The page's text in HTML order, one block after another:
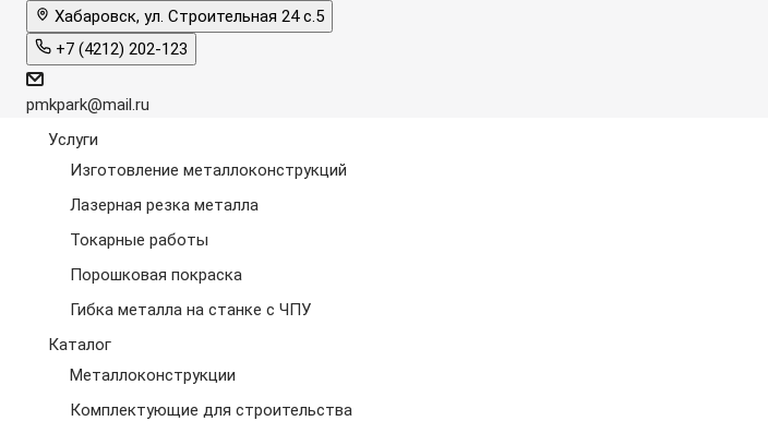
Хабаровск, ул. Строительная 24 с.5
+7 (4212) 202-123
pmkpark@mail.ru
Услуги
Изготовление металлоконструкций
Лазерная резка металла
Токарные работы
Порошковая покраска
Гибка металла на станке с ЧПУ
Каталог
Металлоконструкции
Комплектующие для строительства